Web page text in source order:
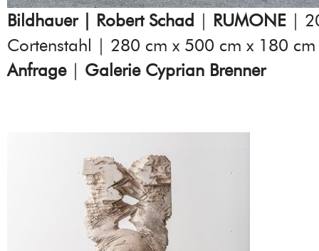
Bildhauer | Robert Schad | RUMONE |
Cortenstahl | 280 cm x 500 cm x 180
Anfrage| Galerie Cyprian Brenner